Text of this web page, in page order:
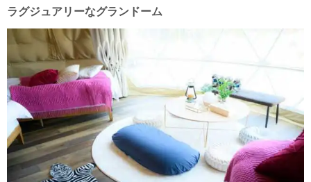
ラグジュアリーなグランドーム